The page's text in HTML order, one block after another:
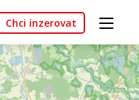
Chci inzerovat